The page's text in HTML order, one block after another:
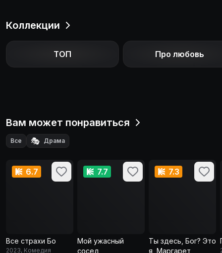
Коллекции
ТОП Про любовь
Вам может понравиться
Все 🎭 Драма
6.7
Все страхи Бо
2023, Комедия
7.7
Мой ужасный
сосед
7.3
Ты здесь, Бог? Это
я, Маргарет